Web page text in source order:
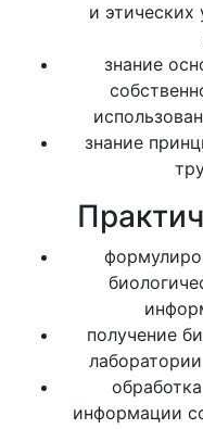
и этических
знание
знание
получение
информации